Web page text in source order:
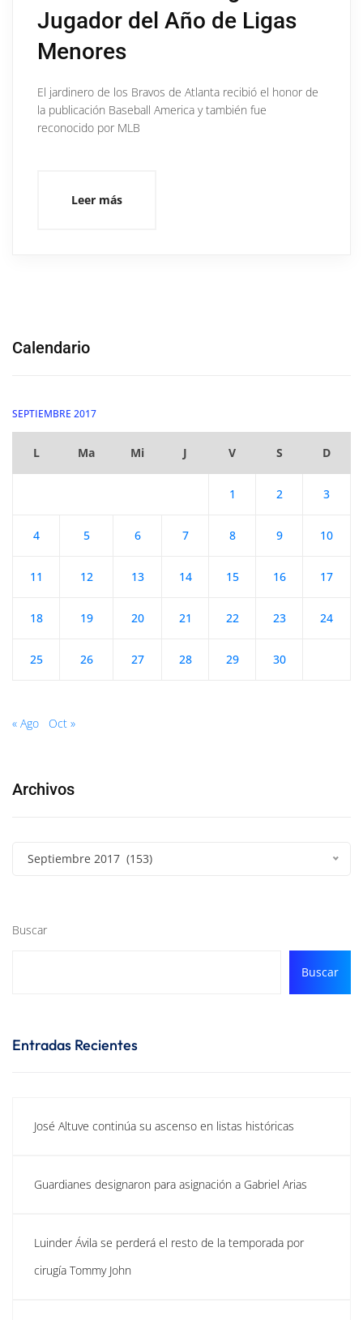
Jugador del Año de Ligas
Menores
El jardinero de los Bravos de Atlanta recibió el honor de
la publicación Baseball America y también fue
reconocido por MLB
Leer más
Calendario
SEPTIEMBRE 2017
L Ma Mi J V S D
1 2 3
4 5 6 7 8 9 10
11 12 13 14 15 16 17
18 19 20 21 22 23 24
25 26 27 28 29 30
« Ago Oct »
Archivos
Septiembre 2017 (153)
Buscar
Buscar
Entradas Recientes
José Altuve continúa su ascenso en listas históricas
Guardianes designaron para asignación a Gabriel Arias
Luinder Ávila se perderá el resto de la temporada por
cirugía Tommy John